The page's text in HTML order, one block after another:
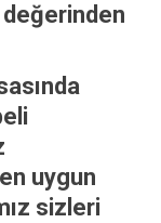
değerinden
uygun
sizleri